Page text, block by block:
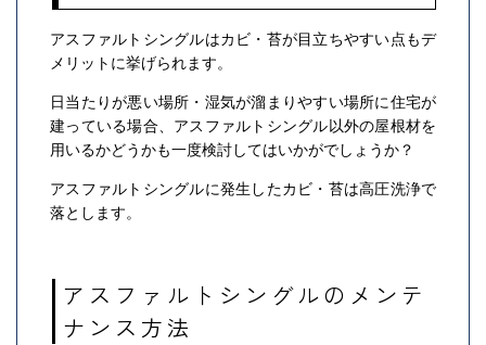
アスファルトシングルはカビ・苔が目立ちやすい点もデ
メリットに挙げられます。
日当たりが悪い場所・湿気が溜まりやすい場所に住宅が
建っている場合、アスファルトシングル以外の屋根材を
用いるかどうかも一度検討してはいかがでしょうか？
アスファルトシングルに発生したカビ・苔は高圧洗浄で
落とします。
アスファルトシングルのメンテ
ナンス方法